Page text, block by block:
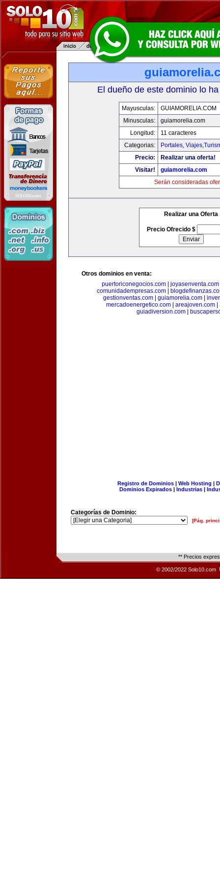
El dueño de este dominio lo
Mayusculas:
GUIAMORELIA.COM
Minusculas:
guiamorelia.com
Longitud:
11 caracteres
Categorias:
Portales,
Precio:
Realizar una oferta!
Visitar!
guiamorelia.com
Serán consideradas
Realizar una Oferta
Precio Ofrecido $
Otros dominios en venta:
puertoriconegocios.com
joyasenventa.com
comunidadempresas.com|
gestionventas.com| guiamorelia.com|
mercadoenergetico.com| areajoven.com|
guiadiversion.com
Registro de Dominios| Web Hosting |
Dominios Expirados | Industrias |
Categorías de Dominio:
[Pág.
** Precios
© 2002/2022 Solo10.com